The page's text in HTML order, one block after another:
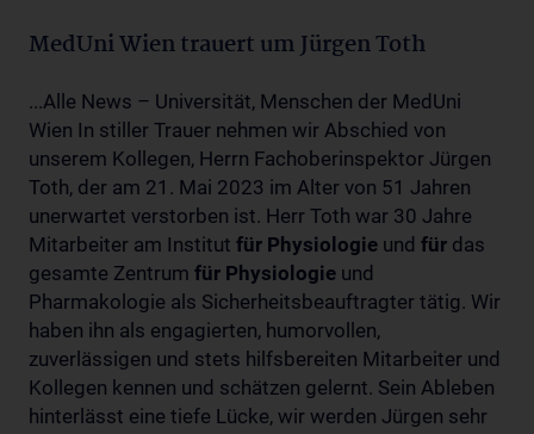
MedUni Wien trauert um Jürgen Toth
...Alle News – Universität, Menschen der MedUni
Wien In stiller Trauer nehmen wir Abschied von
unserem Kollegen, Herrn Fachoberinspektor Jürgen
Toth, der am 21. Mai 2023 im Alter von 51 Jahren
unerwartet verstorben ist. Herr Toth war 30 Jahre
Mitarbeiter am Institut für Physiologie und für das
gesamte Zentrum für Physiologie und
Pharmakologie als Sicherheitsbeauftragter tätig. Wir
haben ihn als engagierten, humorvollen,
zuverlässigen und stets hilfsbereiten Mitarbeiter und
Kollegen kennen und schätzen gelernt. Sein Ableben
hinterlässt eine tiefe Lücke, wir werden Jürgen sehr